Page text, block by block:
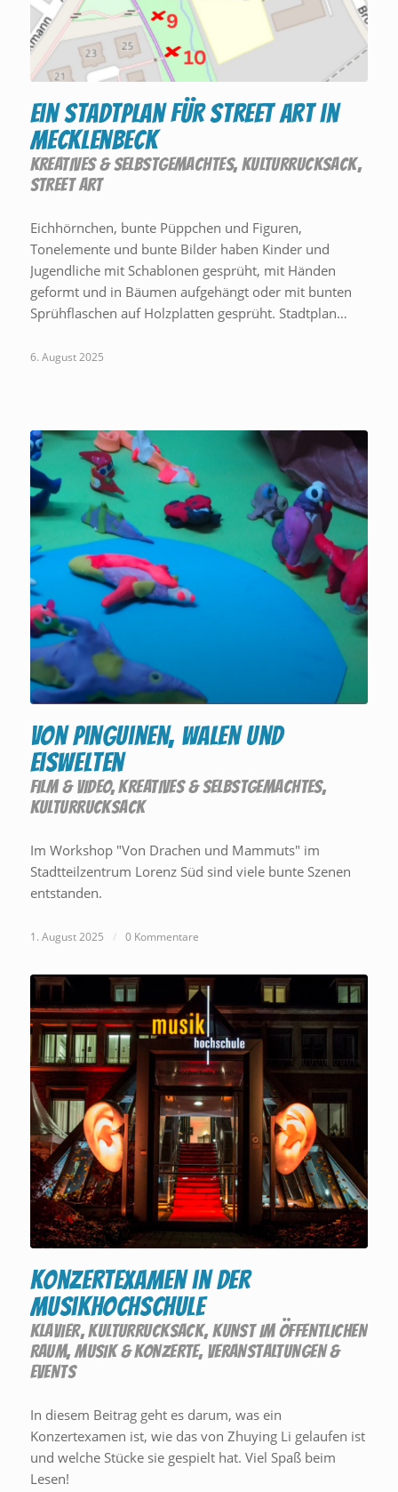
Ein Stadtplan für Street Art in
Mecklenbeck
KREATIVES & SELBSTGEMACHTES, KULTURRUCKSACK,
STREET ART
Eichhörnchen, bunte Püppchen und Figuren,
Tonelemente und bunte Bilder haben Kinder und
Jugendliche mit Schablonen gesprüht, mit Händen
geformt und in Bäumen aufgehängt oder mit bunten
Sprühflaschen auf Holzplatten gesprüht. Stadtplan…
6. August 2025
Von Pinguinen, Walen und
Eiswelten
FILM & VIDEO,KREATIVES & SELBSTGEMACHTES,
KULTURRUCKSACK
Im Workshop "Von Drachen und Mammuts" im
Stadtteilzentrum Lorenz Süd sind viele bunte Szenen
entstanden.
1. August 2025 / 0 Kommentare
Konzertexamen in der
Musikhochschule
KLAVIER,KULTURRUCKSACK,KUNST IM ÖFFENTLICHEN
RAUM,MUSIK & KONZERTE, VERANSTALTUNGEN &
EVENTS
In diesem Beitrag geht es darum, was ein
Konzertexamen ist, wie das von Zhuying Li gelaufen ist
und welche Stücke sie gespielt hat. Viel Spaß beim
Lesen!